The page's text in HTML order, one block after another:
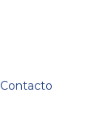
Contacto